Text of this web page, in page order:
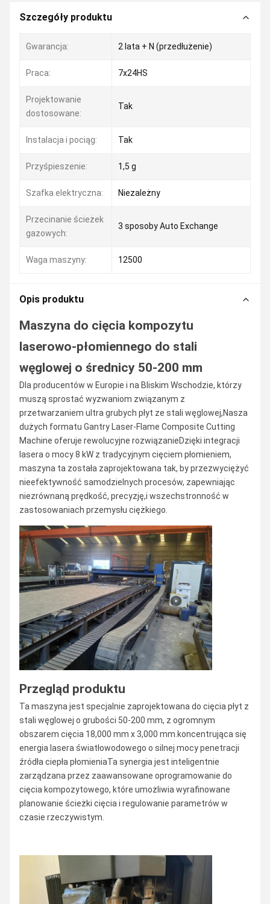
Szczegóły produktu
Gwarancja: 2 lata + N (przedłużenie)
Praca: 7x24HS
Projektowanie
dostosowane:
Tak
Instalacja i pociąg: Tak
Przyśpieszenie: 1,5 g
Szafka elektryczna: Niezależny
Przecinanie ścieżek
gazowych:
3 sposoby Auto Exchange
Waga maszyny: 12500
Opis produktu
Maszyna do cięcia kompozytu
laserowo-płomiennego do stali
węglowej o średnicy 50-200 mm
Dla producentów w Europie i na Bliskim Wschodzie, którzy
muszą sprostać wyzwaniom związanym z
przetwarzaniem ultra grubych płyt ze stali węglowej,Nasza
dużych formatu Gantry Laser-Flame Composite Cutting
Machine oferuje rewolucyjne rozwiązanieDzięki integracji
lasera o mocy 8 kW z tradycyjnym cięciem płomieniem,
maszyna ta została zaprojektowana tak, by przezwyciężyć
nieefektywność samodzielnych procesów, zapewniając
niezrównaną prędkość, precyzję,i wszechstronność w
zastosowaniach przemysłu ciężkiego.
Przegląd produktu
Ta maszyna jest specjalnie zaprojektowana do cięcia płyt z
stali węglowej o grubości 50-200 mm, z ogromnym
obszarem cięcia 18,000 mm x 3,000 mm.koncentrująca się
energia lasera światłowodowego o silnej mocy penetracji
źródła ciepła płomieniaTa synergia jest inteligentnie
zarządzana przez zaawansowane oprogramowanie do
cięcia kompozytowego, które umożliwia wyrafinowane
planowanie ścieżki cięcia i regulowanie parametrów w
czasie rzeczywistym.